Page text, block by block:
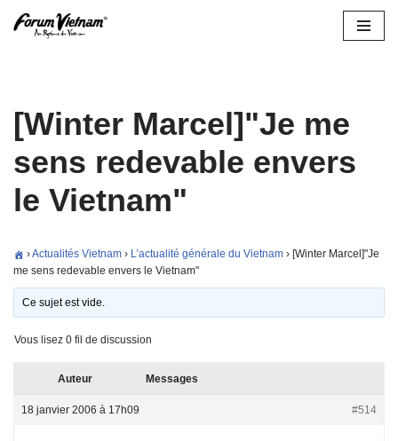
[Winter Marcel]"Je me
sens redevable envers
le Vietnam"
›Actualités Vietnam › L’actualité générale du Vietnam › [Winter Marcel]"Je
me sens redevable envers le Vietnam"
Ce sujet est vide.
Vous lisez 0 fil de discussion
Auteur Messages
18 janvier 2006 à 17h09 #514